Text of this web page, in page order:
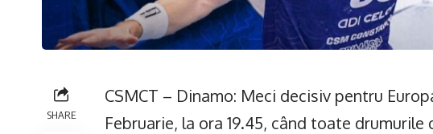
SHARE
CSMCT – Dinamo: Meci decisiv pentru
Februarie, la ora 19.45, când toate